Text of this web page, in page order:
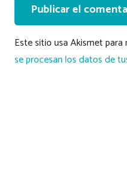
Publicar el
Este sitio usa Akismet para
se procesan los datos de